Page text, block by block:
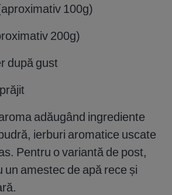
100g)
200g)
după gust
adăugând ingrediente
ierburi aromatice uscate
Pentru o variantă de post,
un amestec de apă rece și